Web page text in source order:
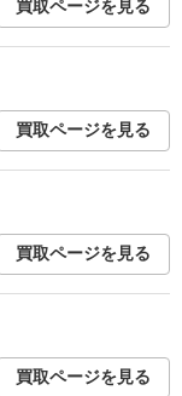
買取ページを見る
買取ページを見る
買取ページを見る
買取ページを見る